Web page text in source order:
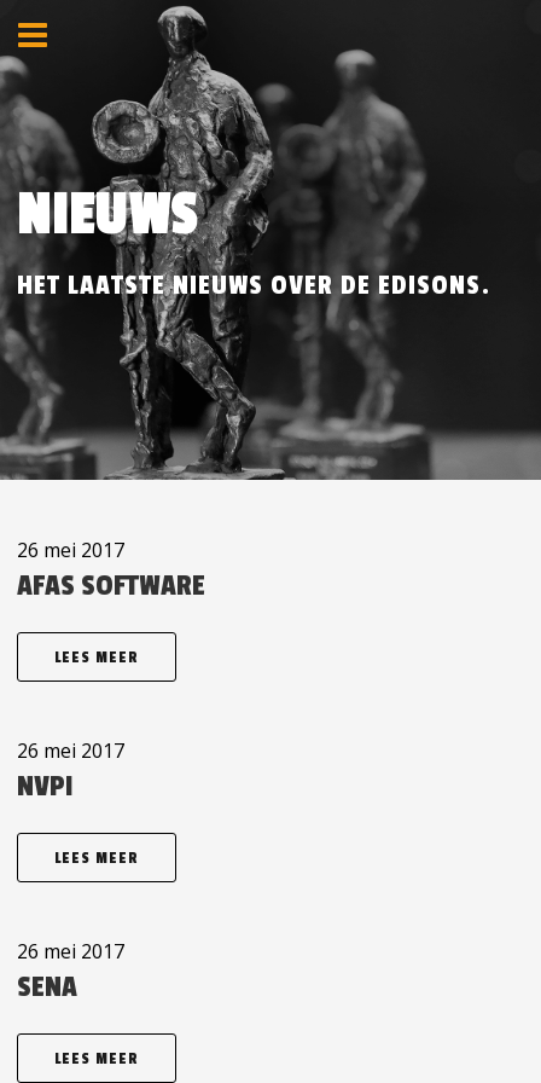
NIEUWS
HET LAATSTE NIEUWS OVER DE EDISONS.
26 mei 2017
AFAS SOFTWARE
LEES MEER
26 mei 2017
NVPI
LEES MEER
26 mei 2017
SENA
LEES MEER